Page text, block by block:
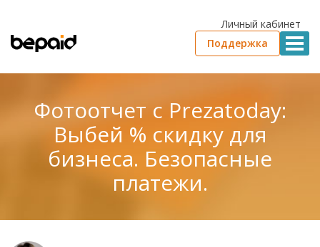
Поддержка
Личный кабинет
Фотоотчет с Prezatoday:
Выбей % скидку для
бизнеса. Безопасные
платежи.